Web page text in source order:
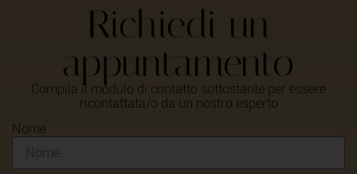
Richiedi un
appuntamento
Compila il modulo di contatto sottostante per essere
ricontattata/o da un nostro esperto
Nome